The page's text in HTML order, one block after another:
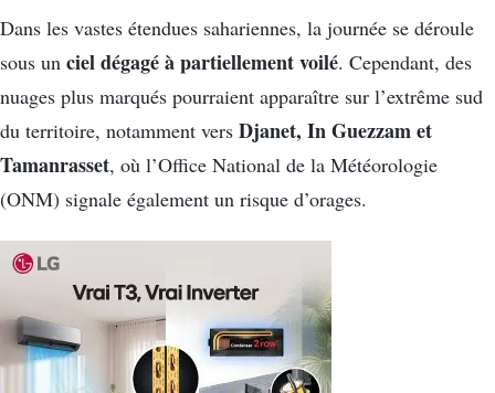
Dans les vastes étendues sahariennes, la journée se déroule
sous un ciel dégagé à partiellement voilé. Cependant, des
nuages plus marqués pourraient apparaître sur l’extrême sud
du territoire, notamment vers Djanet, In Guezzam et
Tamanrasset, où l’Office National de la Météorologie
(ONM) signale également un risque d’orages.